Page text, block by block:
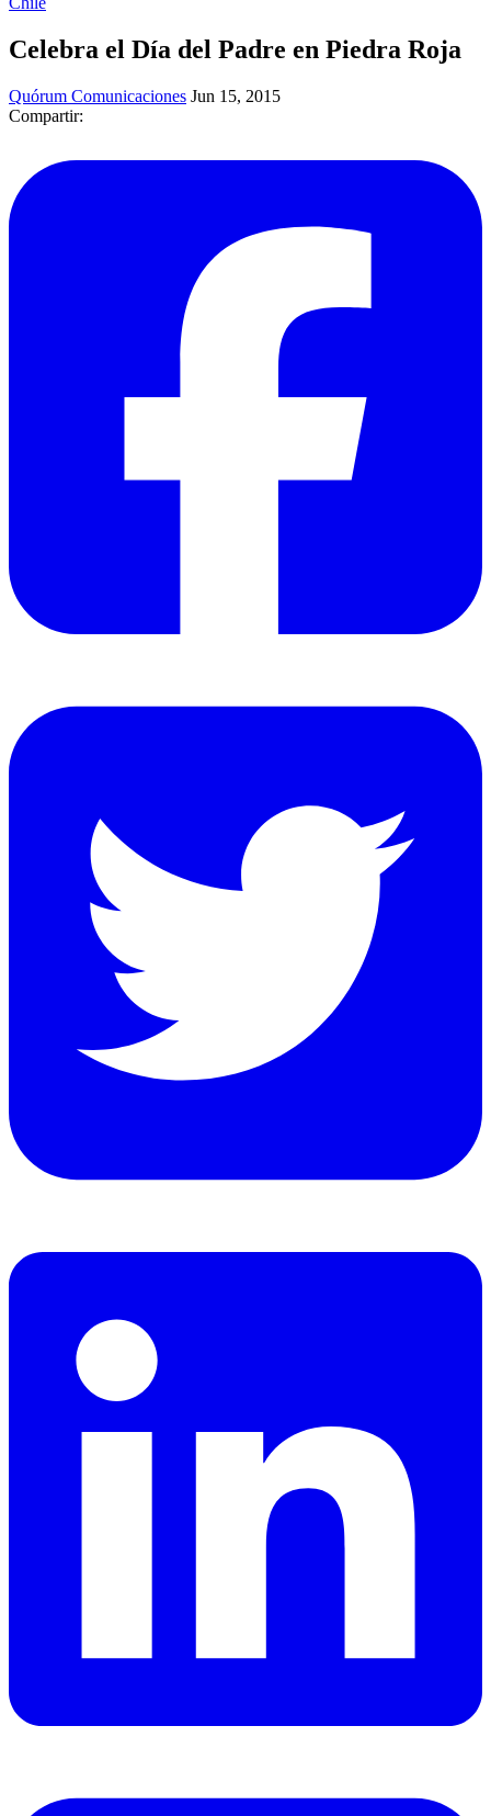
Celebra el Día del Padre en Piedra Roja
Quórum Comunicaciones Jun 15, 2015
Compartir: